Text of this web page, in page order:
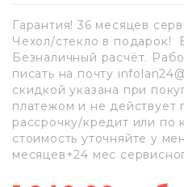
Гарантия! 36 месяцев
Чехол/стекло в подарок!
Безналичный расчёт.
писать на почту
скидкой указана при
платежом и не действует
рассрочку/кредит или по
стоимость уточняйте у
месяцев+24 мес